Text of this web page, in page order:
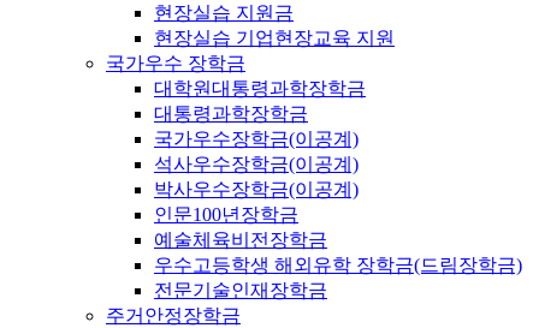
현장실습 지원금
현장실습 기업현장교육 지원
국가우수 장학금
대학원대통령과학장학금
대통령과학장학금
국가우수장학금(이공계)
석사우수장학금(이공계)
박사우수장학금(이공계)
인문100년장학금
예술체육비전장학금
우수고등학생 해외유학 장학금(드림장학금)
전문기술인재장학금
주거안정장학금